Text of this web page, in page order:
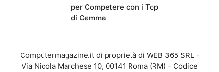
per Competere con i Top
di Gamma
Computermagazine.it di proprietà di WEB 365 SRL -
Via Nicola Marchese 10, 00141 Roma (RM) - Codice